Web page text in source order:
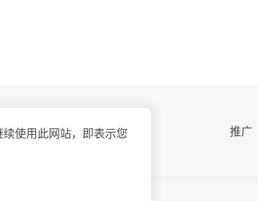
推广
使用此网站，即表示您